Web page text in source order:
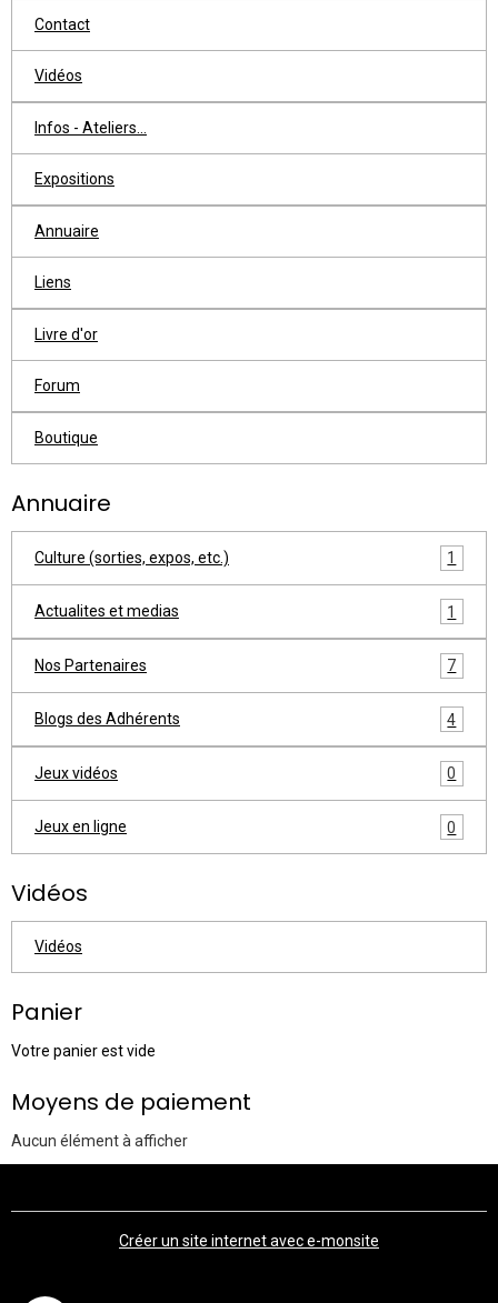
Contact
Vidéos
Infos - Ateliers...
Expositions
Annuaire
Liens
Livre d'or
Forum
Boutique
Annuaire
Culture (sorties, expos, etc.) 1
Actualites et medias 1
Nos Partenaires 7
Blogs des Adhérents 4
Jeux vidéos 0
Jeux en ligne 0
Vidéos
Vidéos
Panier
Votre panier est vide
Moyens de paiement
Aucun élément à afficher
Créer un site internet avec e-monsite